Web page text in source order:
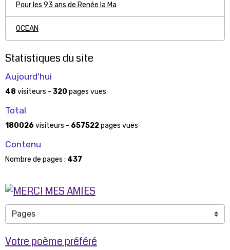
Pour les 93 ans de Renée la Ma
OCEAN
Statistiques du site
Aujourd'hui
48 visiteurs - 320 pages vues
Total
180026 visiteurs - 657522pages vues
Contenu
Nombre de pages : 437
Votre poème préféré